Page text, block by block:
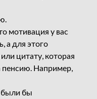
мотивация у вас
а для этого
цитату, которая
пенсию. Например,
были бы